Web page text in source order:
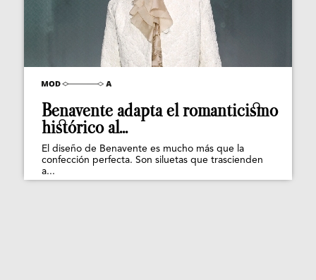
Benavente adapta el romanticismo
histórico al...
El diseño de Benavente es mucho más que la
confección perfecta. Son siluetas que trascienden
a...